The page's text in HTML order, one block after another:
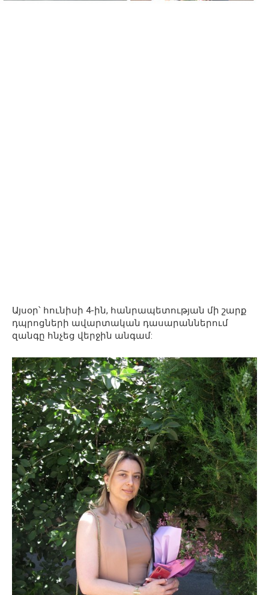
Այսօր՝ հունիսի 4-ին, հանրապետության մի շարք
դպրոցների ավարտական դասարաններում
զանգը հնչեց վերջին անգամ: